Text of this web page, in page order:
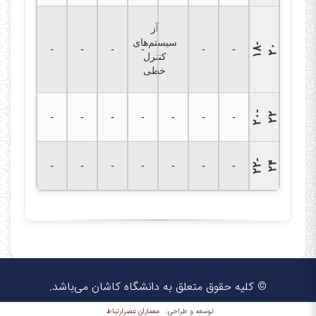
۱
۸
-
۲ ۰ -
-
آز
سیستم‌های
کنترل
خطی
-
-
-
-
۲
۰
-
۲ ۲ -
-
-
-
-
-
-
۲
۲
-
۲ ۴ -
-
-
-
-
-
-
© کلیه حقوق متعلق به دانشگاه کاشان می‌باشد.
توسعه و طراحی: معماران عصر‌ارتباط